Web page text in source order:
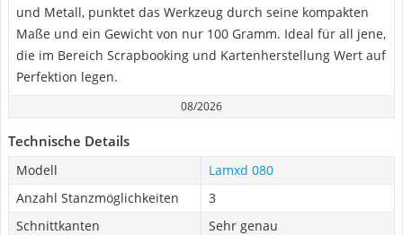
und Metall, punktet das Werkzeug durch seine kompakten
Maße und ein Gewicht von nur 100 Gramm. Ideal für all jene,
die im Bereich Scrapbooking und Kartenherstellung Wert auf
Perfektion legen.
08/2026
Technische Details
Modell
Lamxd 080
Anzahl Stanzmöglichkeiten
3
Schnittkanten
Sehr genau